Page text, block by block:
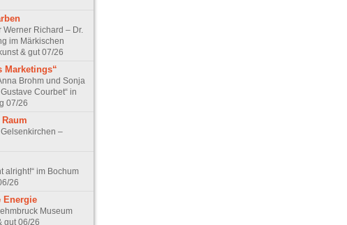
Werner Richard – Dr.
im Märkischen
& gut 07/26
Marketings“
Brohm und Sonja
Courbet“ in
07/26
–
alright!“ im Bochum
26
Energie
Museum
gut 06/26